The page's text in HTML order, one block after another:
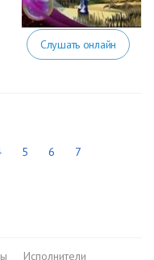
Слушать онлайн
5 6
7
Исполнители